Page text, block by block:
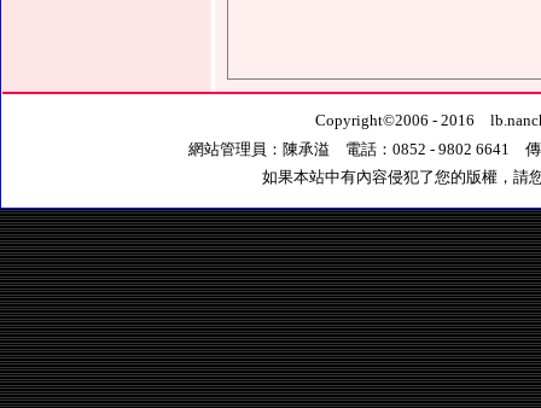
Copyright©2006 - 2016
網站管理員：陳承溢 電話：0852 - 9802 6641
如果本站中有內容侵犯了您的版權，請